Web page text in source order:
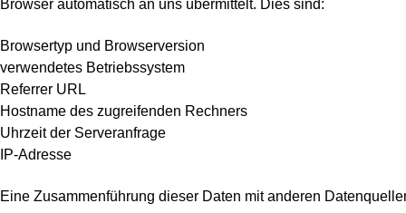
Browser automatisch an uns übermittelt. Dies sind:
Browsertyp und Browserversion
verwendetes Betriebssystem
Referrer URL
Hostname des zugreifenden Rechners
Uhrzeit der Serveranfrage
IP-Adresse
Eine Zusammenführung dieser Daten mit anderen